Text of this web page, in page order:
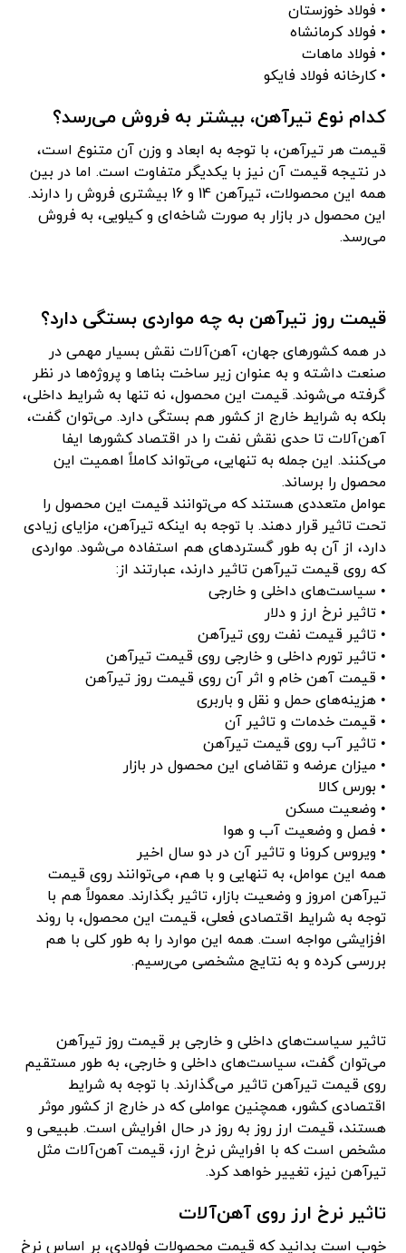
• فولاد خوزستان
• فولاد کرمانشاه
• فولاد ماهات
• کارخانه فولاد فایکو
کدام نوع تیرآهن، بیشتر به فروش می‌رسد؟
قیمت هر تیرآهن، با توجه به ابعاد و وزن آن متنوع است،
در نتیجه قیمت آن نیز با یکدیگر متفاوت است. اما در بین
همه این محصولات، تیرآهن 14 و 16 بیشتری فروش را دارند.
این محصول در بازار به صورت شاخه‌ای و کیلویی، به فروش
می‌رسد.
قیمت روز تیرآهن به چه مواردی بستگی دارد؟
در همه کشورهای جهان، آهن‌آلات نقش بسیار مهمی در
صنعت داشته و به عنوان زیر ساخت بناها و پروژه‌ها در نظر
گرفته می‌شوند. قیمت این محصول، نه تنها به شرایط داخلی،
بلکه به شرایط خارج از کشور هم بستگی دارد. می‌توان گفت،
آهن‌آلات تا حدی نقش نفت را در اقتصاد کشورها ایفا
می‌کنند. این جمله به تنهایی، می‌تواند کاملاً اهمیت این
محصول را برساند.
عوامل متعددی هستند که می‌توانند قیمت این محصول را
تحت تاثیر قرار دهند. با توجه به اینکه تیرآهن، مزایای زیادی
دارد، از آن به طور گستردهای هم استفاده می‌شود. مواردی
که روی قیمت تیرآهن تاثیر دارند، عبارتند از:
• سیاست‌های داخلی و خارجی
• تاثیر نرخ ارز و دلار
• تاثیر قیمت نفت روی تیرآهن
• تاثیر تورم داخلی و خارجی روی قیمت تیرآهن
• قیمت آهن خام و اثر آن روی قیمت روز تیرآهن
• هزینه‌های حمل و نقل و باربری
• قیمت خدمات و تاثیر آن
• تاثیر آب روی قیمت تیرآهن
• میزان عرضه و تقاضای این محصول در بازار
• بورس کالا
• وضعیت مسکن
• فصل و وضعیت آب و هوا
• ویروس کرونا و تاثیر آن در دو سال اخیر
همه این عوامل، به تنهایی و با هم، می‌توانند روی قیمت
تیرآهن امروز و وضعیت بازار، تاثیر بگذارند. معمولاً هم با
توجه به شرایط اقتصادی فعلی، قیمت این محصول، با روند
افزایشی مواجه است. همه این موارد را به طور کلی با هم
بررسی کرده و به نتایج مشخصی می‌رسیم.
تاثیر سیاست‌های داخلی و خارجی بر قیمت روز تیرآهن
می‌توان گفت، سیاست‌های داخلی و خارجی، به طور مستقیم
روی قیمت تیرآهن تاثیر می‌گذارند. با توجه به شرایط
اقتصادی کشور، همچنین عواملی که در خارج از کشور موثر
هستند، قیمت ارز روز به روز در حال افرایش است. طبیعی و
مشخص است که با افرایش نرخ ارز، قیمت آهن‌آلات مثل
تیرآهن نیز، تغییر خواهد کرد.
تاثیر نرخ ارز روی آهن‌آلات
خوب است بدانید که قیمت محصولات فولادی، بر اساس نرخ